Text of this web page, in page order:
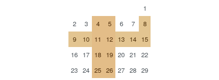
1
2
3 4 5 6 7
8
9
10 11 12 13 14 15
16 17 18 19 20 21
22
23 24 25 26 27 28 29